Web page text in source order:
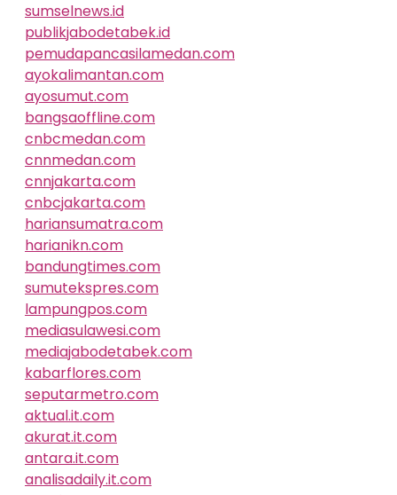
sumselnews.id
publikjabodetabek.id
pemudapancasilamedan.com
ayokalimantan.com
ayosumut.com
bangsaoffline.com
cnbcmedan.com
cnnmedan.com
cnnjakarta.com
cnbcjakarta.com
hariansumatra.com
harianikn.com
bandungtimes.com
sumutekspres.com
lampungpos.com
mediasulawesi.com
mediajabodetabek.com
kabarflores.com
seputarmetro.com
aktual.it.com
akurat.it.com
antara.it.com
analisadaily.it.com